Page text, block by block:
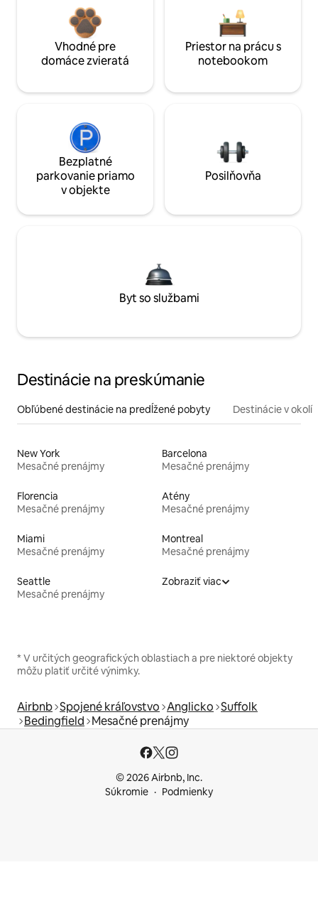
Vhodné pre
domáce zvieratá
Priestor na prácu s
notebookom
Bezplatné
parkovanie priamo
v objekte
Posilňovňa
Byt so službami
Destinácie na preskúmanie
Obľúbené destinácie na predĺžené pobyty Destinácie v okolí
New York
Mesačné prenájmy
Barcelona
Mesačné prenájmy
Florencia
Mesačné prenájmy
Atény
Mesačné prenájmy
Miami
Mesačné prenájmy
Montreal
Mesačné prenájmy
Seattle
Mesačné prenájmy
Zobraziť viac
* V určitých geografických oblastiach a pre niektoré objekty
môžu platiť určité výnimky.
Airbnb Spojené kráľovstvo Anglicko Suffolk
Bedingfield Mesačné prenájmy
© 2026 Airbnb, Inc.
Súkromie
Podmienky